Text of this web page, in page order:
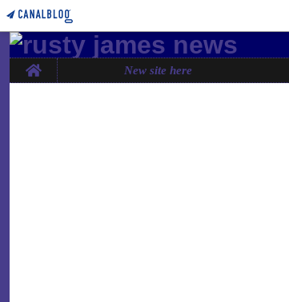
Home New site here